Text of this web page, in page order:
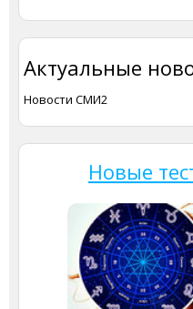
Актуальные
Новости СМИ2
Новые